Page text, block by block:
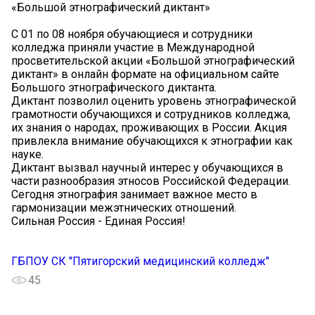
«Большой этнографический диктант»
С 01 по 08 ноября обучающиеся и сотрудники
колледжа приняли участие в Международной
просветительской акции «Большой этнографический
диктант» в онлайн формате на официальном сайте
Большого этнографического диктанта.
Диктант позволил оценить уровень этнографической
грамотности обучающихся и сотрудников колледжа,
их знания о народах, проживающих в России. Акция
привлекла внимание обучающихся к этнографии как
науке.
Диктант вызвал научный интерес у обучающихся в
части разнообразия этносов Российской Федерации.
Сегодня этнография занимает важное место в
гармонизации межэтнических отношений.
Сильная Россия - Единая Россия!
ГБПОУ СК "Пятигорский медицинский колледж"
45